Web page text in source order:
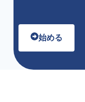
始める